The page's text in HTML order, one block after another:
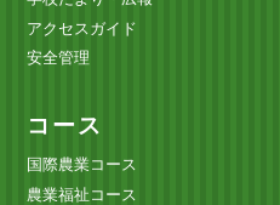
アクセスガイド
安全管理
コース
国際農業コース
農業福祉コース